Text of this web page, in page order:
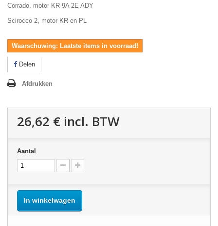
Corrado, motor KR 9A 2E ADY
Scirocco 2, motor KR en PL
Waarschuwing: Laatste items in voorraad!
Delen
Afdrukken
26,62 € incl. BTW
Aantal
In winkelwagen